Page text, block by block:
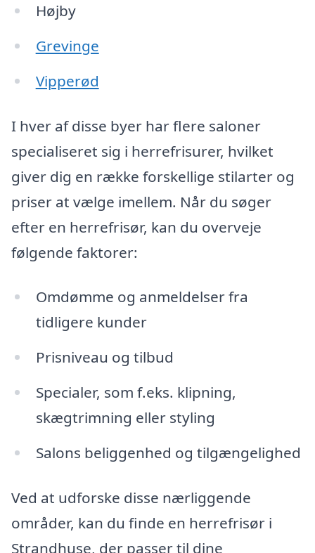
Højby
Grevinge
Vipperød
I hver af disse byer har flere saloner
specialiseret sig i herrefrisurer, hvilket
giver dig en række forskellige stilarter og
priser at vælge imellem. Når du søger
efter en herrefrisør, kan du overveje
følgende faktorer:
Omdømme og anmeldelser fra
tidligere kunder
Prisniveau og tilbud
Specialer, som f.eks. klipning,
skægtrimning eller styling
Salons beliggenhed og tilgængelighed
Ved at udforske disse nærliggende
områder, kan du finde en herrefrisør i
Strandhuse, der passer til dine